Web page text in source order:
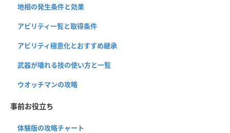
地相の発生条件と効果
アビリティ一覧と取得条件
アビリティ極意化とおすすめ継承
武器が壊れる技の使い方と一覧
ウオッチマンの攻略
事前お役立ち
体験版の攻略チャート